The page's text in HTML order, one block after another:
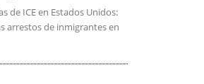
de ICE en Estados Unidos:
arrestos de inmigrantes en